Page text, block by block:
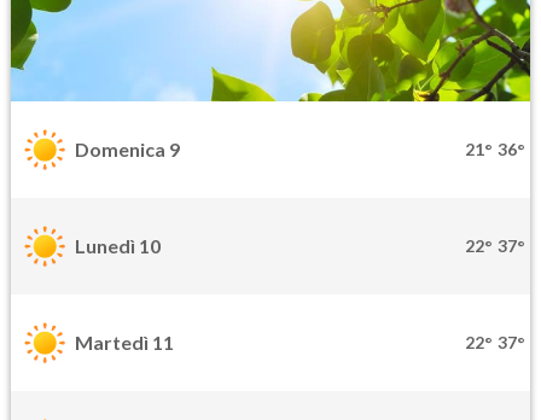
Domenica 9 21° 36°
Lunedì 10 22° 37°
Martedì 11 22° 37°